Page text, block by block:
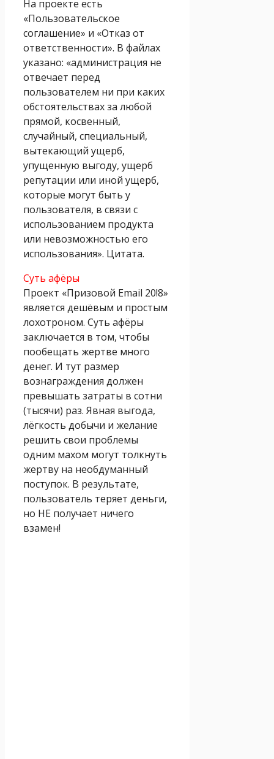
На проекте есть
«Пользовательское
соглашение» и «Отказ от
ответственности». В файлах
указано: «администрация не
отвечает перед
пользователем ни при каких
обстоятельствах за любой
прямой, косвенный,
случайный, специальный,
вытекающий ущерб,
упущенную выгоду, ущерб
репутации или иной ущерб,
которые могут быть у
пользователя, в связи с
использованием продукта
или невозможностью его
использования». Цитата.
Суть афёры
Проект «Призовой Email 20!8»
является дешёвым и простым
лохотроном. Суть афёры
заключается в том, чтобы
пообещать жертве много
денег. И тут размер
вознаграждения должен
превышать затраты в сотни
(тысячи) раз. Явная выгода,
лёгкость добычи и желание
решить свои проблемы
одним махом могут толкнуть
жертву на необдуманный
поступок. В результате,
пользователь теряет деньги,
но НЕ получает ничего
взамен!